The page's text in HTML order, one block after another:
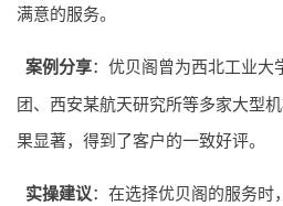
满意的服务。
案例分享：优贝阁曾为西北工业大
团、西安某航天研究所等多家大型
果显著，得到了客户的一致好评。
实操建议：在选择优贝阁的服务时